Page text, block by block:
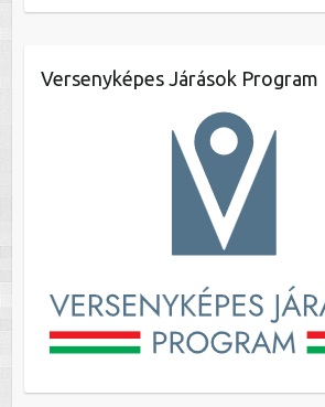
Versenyképes Járások Program